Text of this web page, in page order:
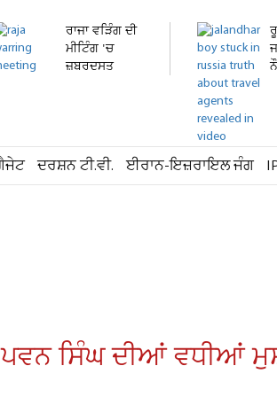
ਰਾਜਾ ਵੜਿੰਗ ਦੀ
ਮੀਟਿੰਗ 'ਚ
ਜ਼ਬਰਦਸਤ
ਦਰਸ਼ਨ ਟੀ.ਵੀ. ਈਰਾਨ-ਇਜ਼ਰਾਇਲ ਜੰਗ
ਸਿੰਘ ਦੀਆਂ ਵਧੀਆਂ